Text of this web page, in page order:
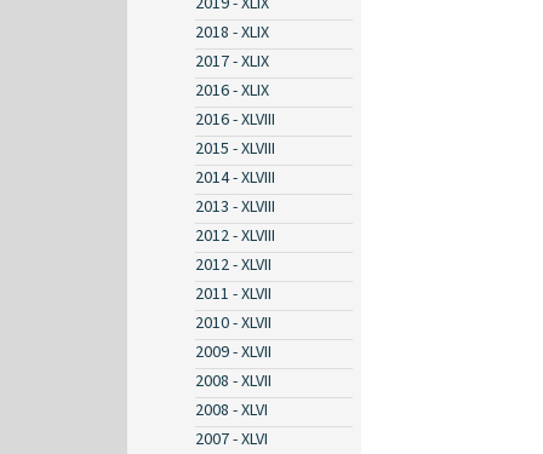
2018 - XLIX
2017 - XLIX
2016 - XLIX
2016 - XLVIII
2015 - XLVIII
2014 - XLVIII
2013 - XLVIII
2012 - XLVIII
2012 - XLVII
2011 - XLVII
2010 - XLVII
2009 - XLVII
2008 - XLVII
2008 - XLVI
2007 - XLVI